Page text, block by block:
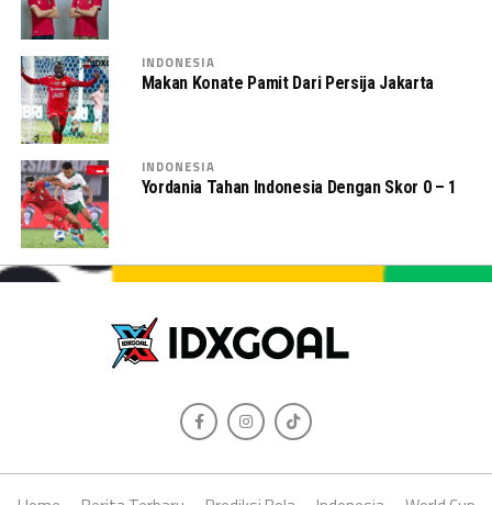
INDONESIA
Makan Konate Pamit Dari Persija Jakarta
INDONESIA
Yordania Tahan Indonesia Dengan Skor 0 – 1